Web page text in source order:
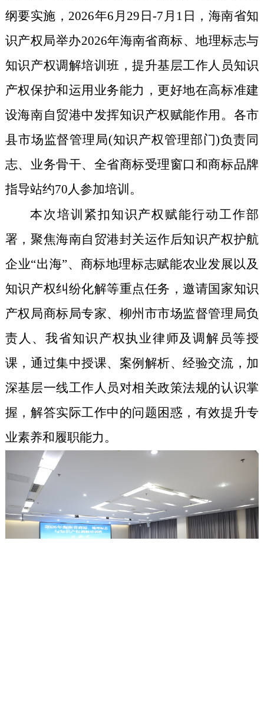
纲要实施，2026年6月29日-7月1日，海南省知
识产权局举办2026年海南省商标、地理标志与
知识产权调解培训班，提升基层工作人员知识
产权保护和运用业务能力，更好地在高标准建
设海南自贸港中发挥知识产权赋能作用。各市
县市场监督管理局(知识产权管理部门)负责同
志、业务骨干、全省商标受理窗口和商标品牌
指导站约70人参加培训。
本次培训紧扣知识产权赋能行动工作部
署，聚焦海南自贸港封关运作后知识产权护航
企业“出海”、商标地理标志赋能农业发展以及
知识产权纠纷化解等重点任务，邀请国家知识
产权局商标局专家、柳州市市场监督管理局负
责人、我省知识产权执业律师及调解员等授
课，通过集中授课、案例解析、经验交流，加
深基层一线工作人员对相关政策法规的认识掌
握，解答实际工作中的问题困惑，有效提升专
业素养和履职能力。